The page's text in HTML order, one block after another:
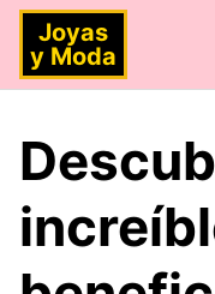
Saltar
contenido
Joyas
y Moda